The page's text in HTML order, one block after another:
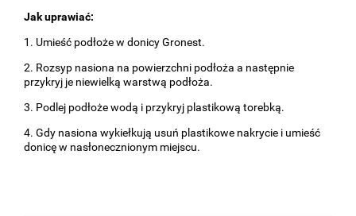
Jak uprawiać:
1. Umieść podłoże w donicy Gronest.
2. Rozsyp nasiona na powierzchni podłoża a następnie
przykryj je niewielką warstwą podłoża.
3. Podlej podłoże wodą i przykryj plastikową torebką.
4. Gdy nasiona wykiełkują usuń plastikowe nakrycie i umieść
donicę w nasłonecznionym miejscu.